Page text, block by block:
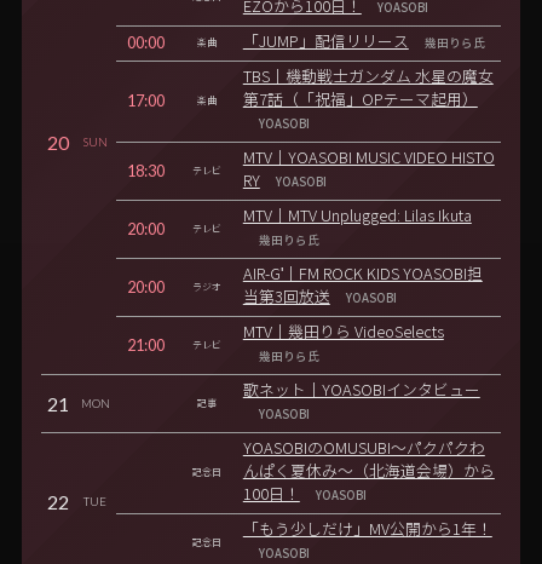
20 SUN
EZOから100日！
YOASOBI
00:00 楽曲 「JUMP」配信リリース 幾田りら氏
17:00 楽曲
TBS｜機動戦士ガンダム 水星の魔女
第7話（「祝福」OPテーマ起用）
YOASOBI
18:30 テレビ
MTV｜YOASOBI MUSIC VIDEO HISTO
RY
YOASOBI
20:00 テレビ
MTV｜MTV Unplugged: Lilas Ikuta
幾田りら氏
20:00 ラジオ
AIR-G'｜FM ROCK KIDS YOASOBI担
当第3回放送
YOASOBI
21:00 テレビ
MTV｜幾田りら VideoSelects
幾田りら氏
21 MON 記事
歌ネット｜YOASOBIインタビュー
YOASOBI
22 TUE
記念日
YOASOBIのOMUSUBI～パクパクわ
んぱく夏休み～（北海道会場）から
100日！
YOASOBI
記念日
「もう少しだけ」MV公開から1年！
YOASOBI